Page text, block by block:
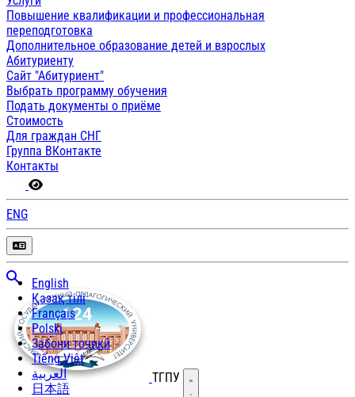
Повышение квалификации и профессиональная
переподготовка
Дополнительное образование детей и взрослых
Абитуриенту
Сайт "Абитуриент"
Выбрать программу обучения
Подать документы о приёме
Стоимость
Для граждан СНГ
Группа ВКонтакте
Контакты
ENG
English
Қазақ тілі
Français
Polski
Забони тоҷикӣ
Tiếng Việt
العربية
日本語
ТГПУ Открыть меню